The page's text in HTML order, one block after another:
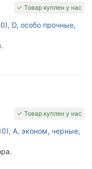
✓ Товар куплен у нас
D, особо прочные,
✓ Товар куплен у нас
A, эконом, черные,